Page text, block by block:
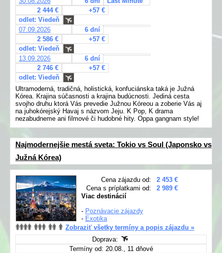
2 444 €
+57 €
odlet: Viedeň
07.09.2026
6 dní
2 586 €
+57 €
odlet: Viedeň
13.09.2026
6 dní
2 746 €
+57 €
odlet: Viedeň
Ultramoderná, tradičná, holistická, konfuciánska taká je Južná
Kórea. Krajina súčasnosti a krajina budúcnosti. Jediná cesta
svojho druhu ktorá Vás prevedie Južnou Kóreou a zoberie Vás aj
na juhokórejský Havaj s názvom Jeju. K Pop, K drama
nezabudneme ani filmové či hudobné hity. Oppa gangnam style!
Najmodernejšie mestá sveta: Tokio vs Soul (Japonsko vs
Južná Kórea)
Cena zájazdu od:
2 453 €
Cena s príplatkami od:
2 989 €
Viac destinácií
- Poznávacie zájazdy
- Exotika
Zobraziť všetky termíny a popis zájazdu »
Doprava:
Termíny od: 20.08., 11 dňové